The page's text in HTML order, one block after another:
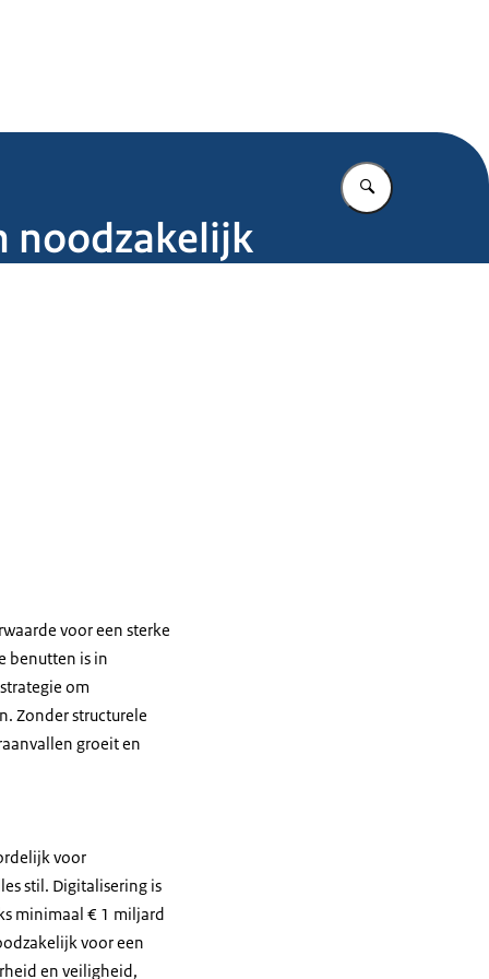
Vul in wat u
noodzakelijk
voor een sterke
benutten is in
om
Zonder structurele
groeit en
voor
stil. Digitalisering is
minimaal € 1 miljard
voor een
en veiligheid,